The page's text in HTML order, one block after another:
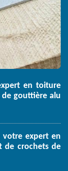
en toiture
de gouttière alu
votre expert en
de crochets de